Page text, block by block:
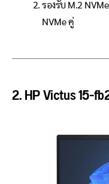
รองรับ M.2 NVMe
NVMe คู่
2. HP Victus 15-